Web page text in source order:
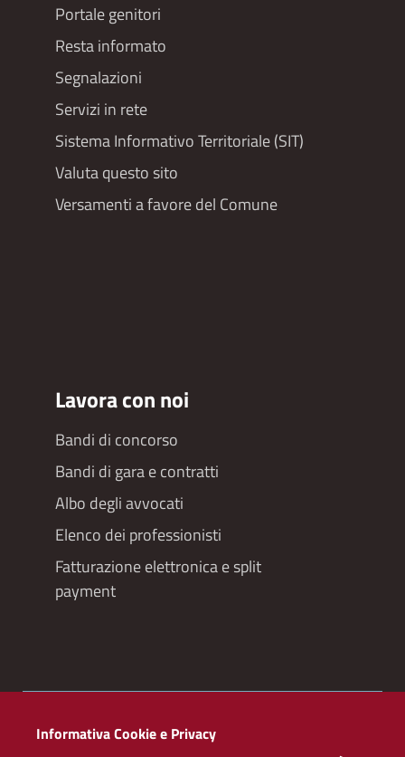
Portale genitori
Resta informato
Segnalazioni
Servizi in rete
Sistema Informativo Territoriale (SIT)
Valuta questo sito
Versamenti a favore del Comune
Lavora con noi
Bandi di concorso
Bandi di gara e contratti
Albo degli avvocati
Elenco dei professionisti
Fatturazione elettronica e split
payment
Redazioneweb
Informativa Cookie e Privacy